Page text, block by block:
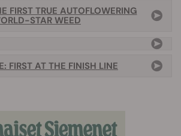
FIRST TRUE AUTOFLOWERING
STAR WEED
FIRST AT THE FINISH LINE